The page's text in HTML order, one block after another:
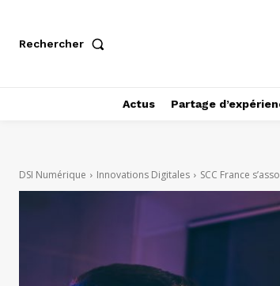
Rechercher
Actus Partage
DSI Numérique Innovations Digitales SCC France